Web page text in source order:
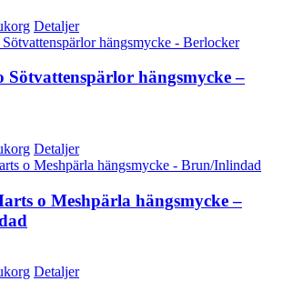
Detaljer
Sötvattenspärlor hängsmycke –
Detaljer
o Meshpärla hängsmycke –
Detaljer